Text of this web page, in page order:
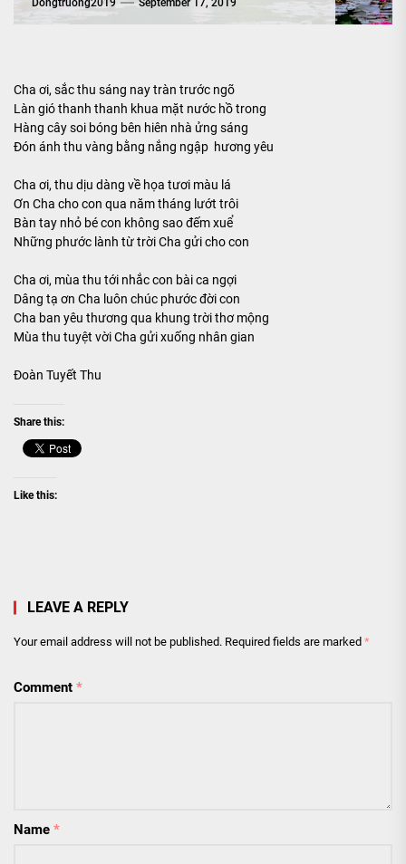
Dongtruong2019 September 17, 2019
Cha ơi, sắc thu sáng nay tràn trước ngõ
Làn gió thanh thanh khua mặt nước hồ trong
Hàng cây soi bóng bên hiên nhà ửng sáng
Đón ánh thu vàng bằng nắng ngập hương yêu
Cha ơi, thu dịu dàng về họa tươi màu lá
Ơn Cha cho con qua năm tháng lướt trôi
Bàn tay nhỏ bé con không sao đếm xuể
Những phước lành từ trời Cha gửi cho con
Cha ơi, mùa thu tới nhắc con bài ca ngợi
Dâng tạ ơn Cha luôn chúc phước đời con
Cha ban yêu thương qua khung trời thơ mộng
Mùa thu tuyệt vời Cha gửi xuống nhân gian
Đoàn Tuyết Thu
Share this:
Like this:
LEAVE A REPLY
Your email address will not be published. Required fields are marked *
Comment *
Name *